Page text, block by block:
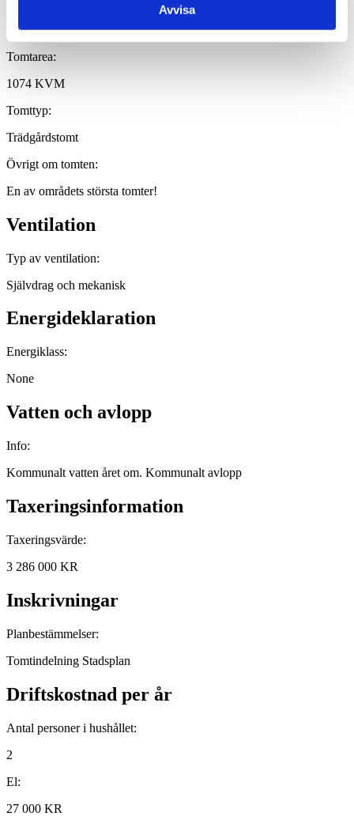
Avvisa
Tomt
Tomtarea:
1074 KVM
Tomttyp:
Trädgårdstomt
Övrigt om tomten:
En av områdets största tomter!
Ventilation
Typ av ventilation:
Självdrag och mekanisk
Energideklaration
Energiklass:
None
Vatten och avlopp
Info:
Kommunalt vatten året om. Kommunalt avlopp
Taxeringsinformation
Taxeringsvärde:
3 286 000 KR
Inskrivningar
Planbestämmelser:
Tomtindelning Stadsplan
Driftskostnad per år
Antal personer i hushållet:
2
El:
27 000 KR